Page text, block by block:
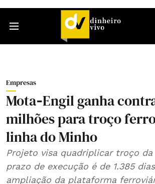
Empresas
Mota‑Engil ganha
milhões para troço
linha do Minho
Projeto visa quadriplicar troço
prazo de execução é de 1.385
ampliação da plataforma